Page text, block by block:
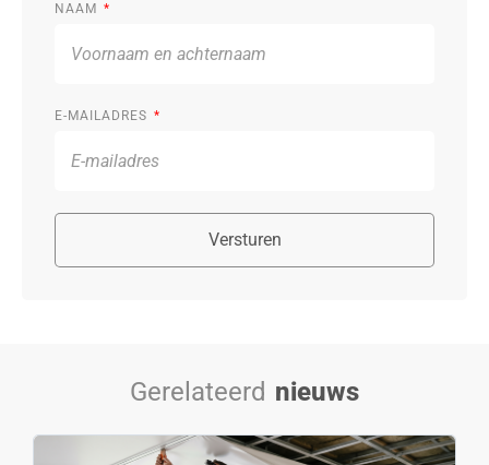
NAAM
E-MAILADRES
Versturen
Gerelateerd nieuws